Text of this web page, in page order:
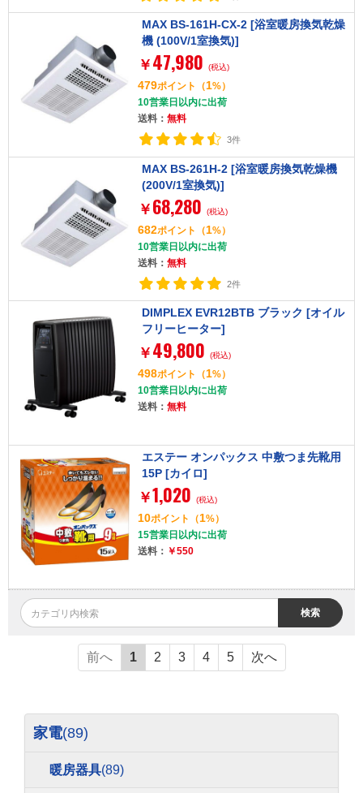
MAX BS-161H-CX-2 [浴室暖房換気乾燥
機 (100V/1室換気)]
￥ 47,980 (税込)
479ポイント （1%）
10営業日以内に出荷
送料： 無料
3件
MAX BS-261H-2 [浴室暖房換気乾燥機
(200V/1室換気)]
￥ 68,280 (税込)
682ポイント （1%）
10営業日以内に出荷
送料： 無料
2件
DIMPLEX EVR12BTB ブラック [オイル
フリーヒーター]
￥ 49,800 (税込)
498ポイント （1%）
10営業日以内に出荷
送料： 無料
エステー オンパックス 中敷つま先靴用
15P [カイロ]
￥1,020 (税込)
10ポイント （1%）
15営業日以内に出荷
送料： ￥550
検索
前へ 1 2 3 4 5 次へ
家電(89)
暖房器具(89)